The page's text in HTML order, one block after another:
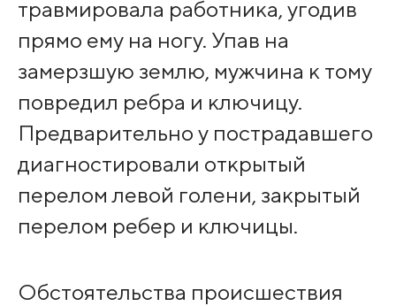
травмировала работника, угодив
прямо ему на ногу. Упав на
замерзшую землю, мужчина к тому
повредил ребра и ключицу.
Предварительно у пострадавшего
диагностировали открытый
перелом левой голени, закрытый
перелом ребер и ключицы.
Обстоятельства происшествия